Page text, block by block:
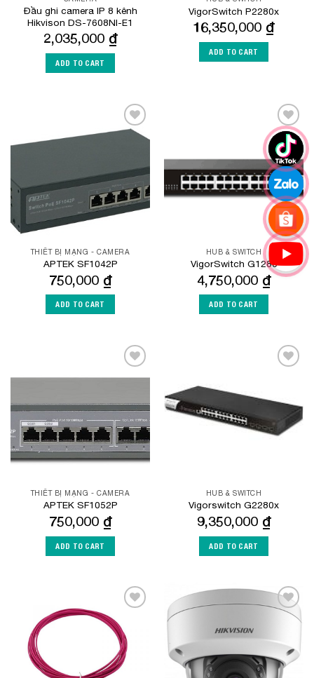
Đầu ghi camera IP 8 kênh
Hikvison DS-7608NI-E1
2,035,000 ₫
ADD TO CART
VigorSwitch P2280x
16,350,000 ₫
ADD TO CART
Add to
THIẾT BỊ MẠNG - CAMERA
APTEK SF1042P
750,000 ₫
ADD TO CART
Add to
Wishlist
HUB & SWITCH
VigorSwitch G1280
4,750,000 ₫
ADD TO CART
Add to
THIẾT BỊ MẠNG - CAMERA
APTEK SF1052P
750,000 ₫
ADD TO CART
HUB & SWITCH
Vigorswitch G2280x
9,350,000 ₫
ADD TO CART
Wishlist
Add to